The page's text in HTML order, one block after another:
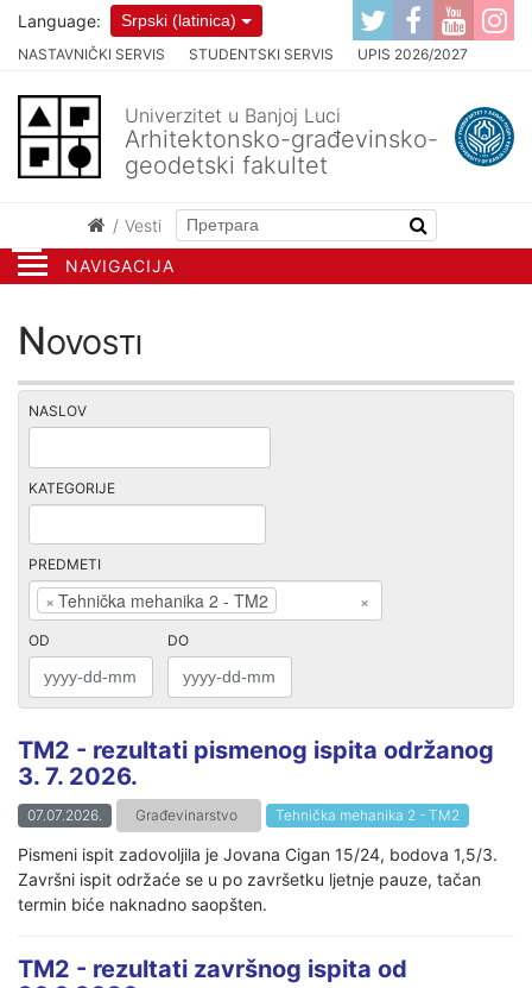
NAVIGACIJA
NASTAVNIČKI SERVIS STUDENTSKI SERVIS UPIS 2026/2027
Language: Srpski (latinica)
Univerzitet u Banjoj Luci
Arhitektonsko-građevinsko-
geodetski fakultet
Vesti
Novosti
NASLOV
KATEGORIJE
PREDMETI
×
× Tehnička mehanika 2 - TM2
OD DO
TM2 - rezultati pismenog ispita održanog
3. 7. 2026.
07.07.2026. Građevinarstvo Tehnička mehanika 2 - TM2
Pismeni ispit zadovoljila je Jovana Cigan 15/24, bodova 1,5/3.
Završni ispit održaće se u po završetku ljetnje pauze, tačan
termin biće naknadno saopšten.
TM2 - rezultati završnog ispita od